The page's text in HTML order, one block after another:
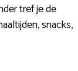
tref je de
snacks,